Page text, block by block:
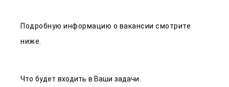
Подробную информацию о вакансии смотрите
ниже.
Что будет входить в Ваши задачи.